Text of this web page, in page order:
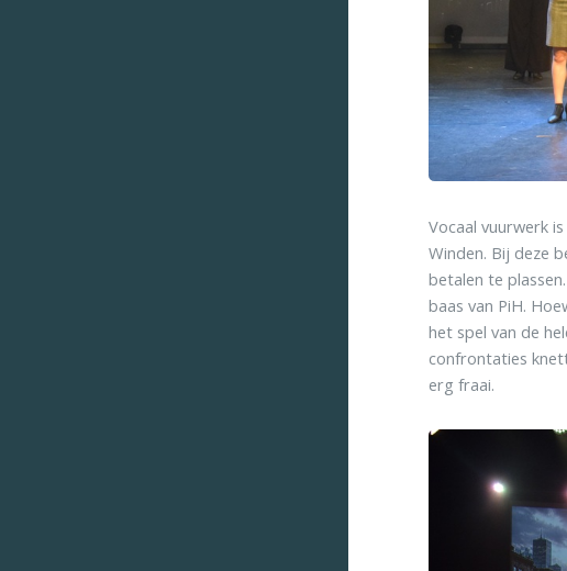
Vocaal vuurwerk
Winden. Bij deze
betalen te
baas van PiH.
het spel van de
confrontaties
erg fraai.